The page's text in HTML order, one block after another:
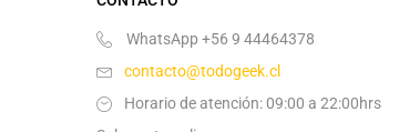
WhatsApp +56 9 44464378
contacto@todogeek.cl
Horario de atención: 09:00 a 22:00hrs